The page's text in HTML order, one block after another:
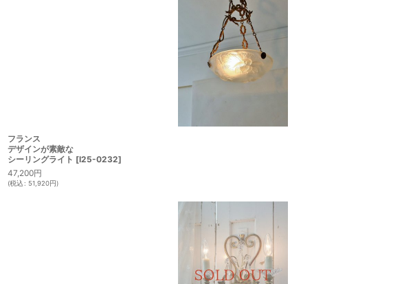
フランス
デザインが素敵な
シーリングライト [I25-0232]
47,200円
(税込: 51,920円)